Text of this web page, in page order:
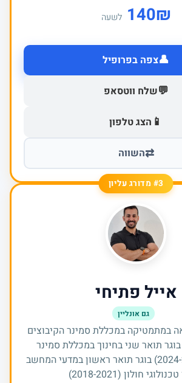
₪
140 לשעה
👤צפה בפרופיל
💬שלח ווטסאפ
📱 הצג טלפון
⇄השווה
#3 מדורג עליון
אייל פתיחי
גם אונליין
במתמטיקה במכללת סמינר הקיבוצים
2025) בוגר תואר שני בחינוך במכללת סמינר
הקיבוצים (2024-2026) בוגר תואר ראשון במדעי המחשב
חולון (2018-2021)